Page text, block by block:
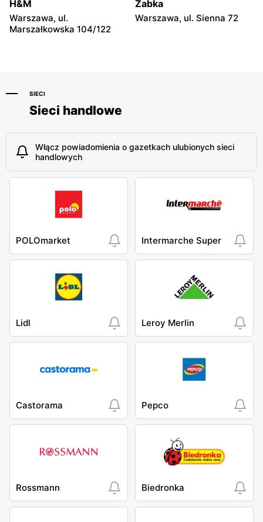
H&M
Warszawa, ul.
Marszałkowska 104/122
Żabka
Warszawa, ul. Sienna 72
SIECI
Sieci handlowe
Włącz powiadomienia o gazetkach ulubionych sieci
handlowych
POLOmarket Intermarche Super
Lidl Leroy Merlin
Castorama Pepco
Rossmann Biedronka